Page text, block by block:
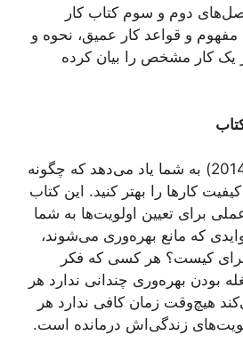
دوم و سوم کتاب کار
مفهوم و قواعد کار عمیق، نحوه و
یک کار مشخص را بیان کرده
کتاب «اصل‌گرایی» (‌2014) به شما یاد می‌دهد که چگونه
کارها را بهتر کنید. این کتاب
برای تعیین اولویت‌ها به شما
که مانع بهره‌وری می‌شوند،
کیست؟ هر کسی که فکر
بودن بهره‌وری چندانی ندارد هر
هیچ‌وقت زمان کافی ندارد هر
زندگی‌اش درمانده است.